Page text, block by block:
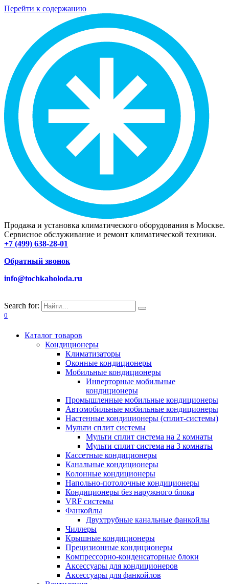
Перейти к содержанию
Продажа и установка климатического оборудования в Москве.
Сервисное обслуживание и ремонт климатической техники.
+7 (499) 638-28-01
Обратный звонок
info@tochkaholoda.ru
Search for:
0
Каталог товаров
Кондиционеры
Климатизаторы
Оконные кондиционеры
Мобильные кондиционеры
Инверторные мобильные
кондиционеры
Промышленные мобильные кондиционеры
Автомобильные мобильные кондиционеры
Настенные кондиционеры (сплит-системы)
Мульти сплит системы
Мульти сплит система на 2 комнаты
Мульти сплит система на 3 комнаты
Кассетные кондиционеры
Канальные кондиционеры
Колонные кондиционеры
Напольно-потолочные кондиционеры
Кондиционеры без наружного блока
VRF системы
Фанкойлы
Двухтрубные канальные фанкойлы
Чиллеры
Крышные кондиционеры
Прецизионные кондиционеры
Компрессорно-конденсаторные блоки
Аксессуары для кондиционеров
Аксессуары для фанкойлов